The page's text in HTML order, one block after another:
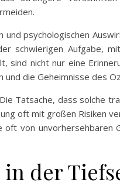
psychologischen
schwierigen Aufgabe,
sind nicht nur eine
die Geheimnisse des
Tatsache, dass solche
oft mit großen Risiken
von unvorhersehbaren
der